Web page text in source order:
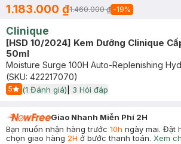
1.183.000 ₫1.460.000 ₫ -19%
Clinique
[HSD 10/2024] Kem Dưỡng Clinique
50ml
Moisture Surge 100H Auto-Replenishing
(SKU: 422217070)
5
Start Icon
(1 Đánh giá) 3 Hỏi đáp
Giao Nhanh Miễn Phí 2H
Bạn muốn nhận hàng trước 10h ngày mai. Đặt
chọn giao hàng 2H ở bước thanh toán. Xem